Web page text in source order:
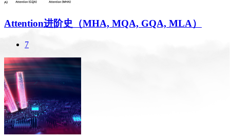
Attention进阶史（MHA, MQA, GQA, MLA）
7